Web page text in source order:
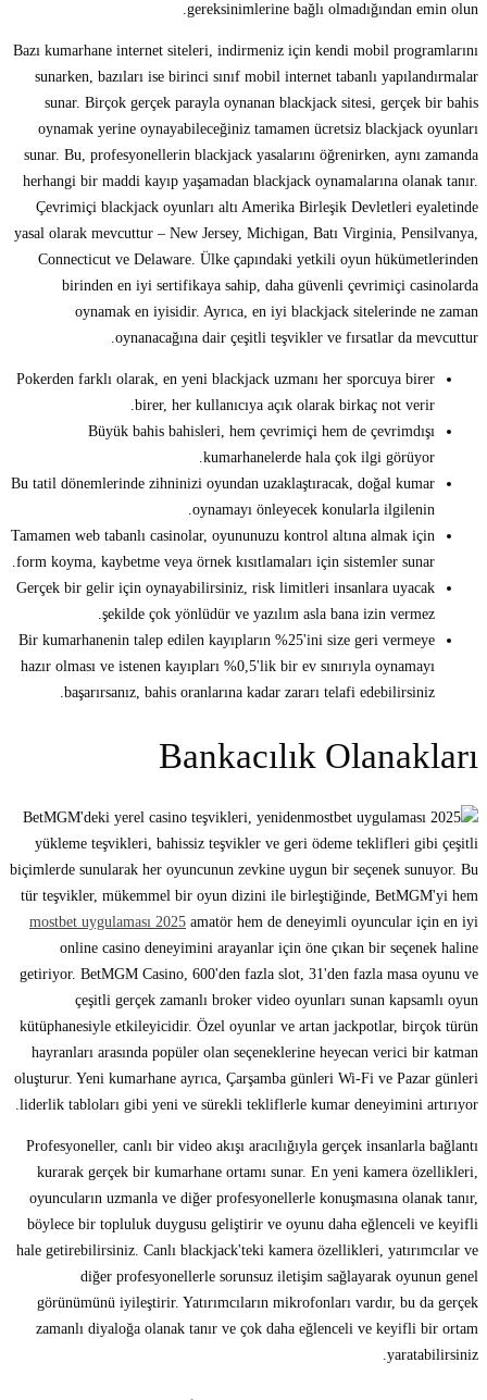
gereksinimlerine bağlı olmadığından emin olun.
Bazı kumarhane internet siteleri, indirmeniz için kendi mobil programlarını
sunarken, bazıları ise birinci sınıf mobil internet tabanlı yapılandırmalar
sunar. Birçok gerçek parayla oynanan blackjack sitesi, gerçek bir bahis
oynamak yerine oynayabileceğiniz tamamen ücretsiz blackjack oyunları
sunar. Bu, profesyonellerin blackjack yasalarını öğrenirken, aynı zamanda
herhangi bir maddi kayıp yaşamadan blackjack oynamalarına olanak tanır.
Çevrimiçi blackjack oyunları altı Amerika Birleşik Devletleri eyaletinde
yasal olarak mevcuttur – New Jersey, Michigan, Batı Virginia, Pensilvanya,
Connecticut ve Delaware. Ülke çapındaki yetkili oyun hükümetlerinden
birinden en iyi sertifikaya sahip, daha güvenli çevrimiçi casinolarda
oynamak en iyisidir. Ayrıca, en iyi blackjack sitelerinde ne zaman
oynanacağına dair çeşitli teşvikler ve fırsatlar da mevcuttur.
Pokerden farklı olarak, en yeni blackjack uzmanı her sporcuya birer
birer, her kullanıcıya açık olarak birkaç not verir.
Büyük bahis bahisleri, hem çevrimiçi hem de çevrimdışı
kumarhanelerde hala çok ilgi görüyor.
Bu tatil dönemlerinde zihninizi oyundan uzaklaştıracak, doğal kumar
oynamayı önleyecek konularla ilgilenin.
Tamamen web tabanlı casinolar, oyununuzu kontrol altına almak için
form koyma, kaybetme veya örnek kısıtlamaları için sistemler sunar.
Gerçek bir gelir için oynayabilirsiniz, risk limitleri insanlara uyacak
şekilde çok yönlüdür ve yazılım asla bana izin vermez.
Bir kumarhanenin talep edilen kayıpların %25'ini size geri vermeye
hazır olması ve istenen kayıpları %0,5'lik bir ev sınırıyla oynamayı
başarırsanız, bahis oranlarına kadar zararı telafi edebilirsiniz.
Bankacılık Olanakları
BetMGM'deki yerel casino teşvikleri, yeniden
yükleme teşvikleri, bahissiz teşvikler ve geri ödeme teklifleri gibi çeşitli
biçimlerde sunularak her oyuncunun zevkine uygun bir seçenek sunuyor. Bu
tür teşvikler, mükemmel bir oyun dizini ile birleştiğinde, BetMGM'yi hem
mostbet uygulaması 2025 amatör hem de deneyimli oyuncular için en iyi
online casino deneyimini arayanlar için öne çıkan bir seçenek haline
getiriyor. BetMGM Casino, 600'den fazla slot, 31'den fazla masa oyunu ve
çeşitli gerçek zamanlı broker video oyunları sunan kapsamlı oyun
kütüphanesiyle etkileyicidir. Özel oyunlar ve artan jackpotlar, birçok türün
hayranları arasında popüler olan seçeneklerine heyecan verici bir katman
oluşturur. Yeni kumarhane ayrıca, Çarşamba günleri Wi-Fi ve Pazar günleri
liderlik tabloları gibi yeni ve sürekli tekliflerle kumar deneyimini artırıyor.
Profesyoneller, canlı bir video akışı aracılığıyla gerçek insanlarla bağlantı
kurarak gerçek bir kumarhane ortamı sunar. En yeni kamera özellikleri,
oyuncuların uzmanla ve diğer profesyonellerle konuşmasına olanak tanır,
böylece bir topluluk duygusu geliştirir ve oyunu daha eğlenceli ve keyifli
hale getirebilirsiniz. Canlı blackjack'teki kamera özellikleri, yatırımcılar ve
diğer profesyonellerle sorunsuz iletişim sağlayarak oyunun genel
görünümünü iyileştirir. Yatırımcıların mikrofonları vardır, bu da gerçek
zamanlı diyaloğa olanak tanır ve çok daha eğlenceli ve keyifli bir ortam
yaratabilirsiniz.